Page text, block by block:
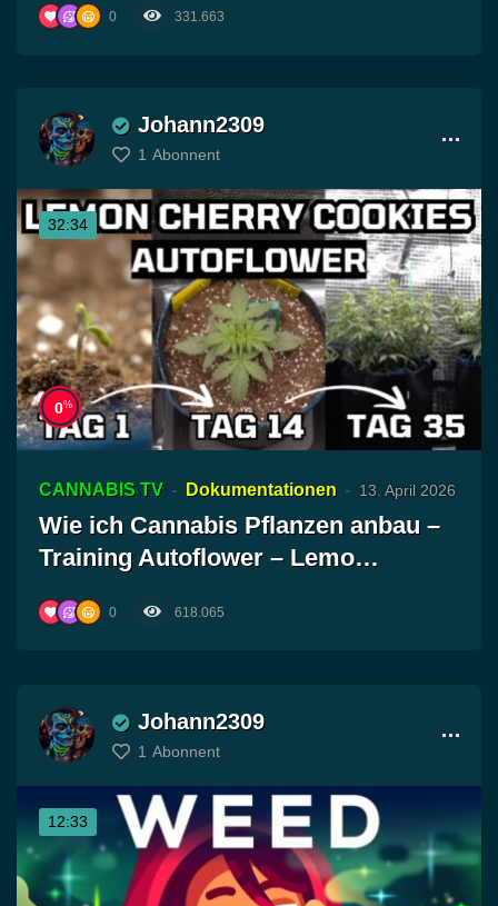
0 331.663
Johann2309
1 Abonnent
32:34
0%
CANNABIS TV Dokumentationen 13. April 2026
Wie ich Cannabis Pflanzen anbau –
Training Autoflower – Lemo…
0 618.065
Johann2309
1 Abonnent
12:33